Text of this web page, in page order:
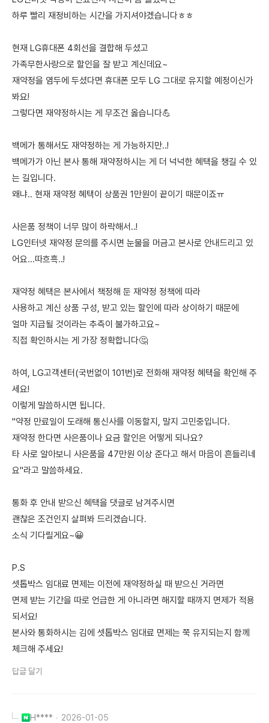
하루 빨리 재정비하는 시간을 가지셔야겠습니다ㅎㅎ
현재 LG휴대폰 4회선을 결합해 두셨고
가족무한사랑으로 할인을 잘 받고 계신데요~
재약정을 염두에 두셨다면 휴대폰 모두 LG 그대로 유지할 예정이신가
봐요!
그렇다면 재약정하시는 게 무조건 옳습니다💪
백메가 통해서도 재약정하는 게 가능하지만..!
백메가가 아닌 본사 통해 재약정하시는 게 더 넉넉한 혜택을 챙길 수 있
는 길입니다.
왜냐.. 현재 재약정 혜택이 상품권 1만원이 끝이기 때문이죠ㅠ
사은품 정책이 너무 많이 하락해서..!
LG인터넷 재약정 문의를 주시면 눈물을 머금고 본사로 안내드리고 있
어요...따흐흑..!
재약정 혜택은 본사에서 책정해 둔 재약정 정책에 따라
사용하고 계신 상품 구성, 받고 있는 할인에 따라 상이하기 때문에
얼마 지급될 것이라는 추측이 불가하고요~
직접 확인하시는 게 가장 정확합니다🤔
하여, LG고객센터(국번없이 101번)로 전화해 재약정 혜택을 확인해 주
세요!
이렇게 말씀하시면 됩니다.
"약정 만료일이 도래해 통신사를 이동할지, 말지 고민중입니다.
재약정 한다면 사은품이나 요금 할인은 어떻게 되나요?
타 사로 알아보니 사은품을 47만원 이상 준다고 해서 마음이 흔들리네
요"라고 말씀하세요.
통화 후 안내 받으신 혜택을 댓글로 남겨주시면
괜찮은 조건인지 살펴봐 드리겠습니다.
소식 기다릴게요~😀
P.S
셋톱박스 임대료 면제는 이전에 재약정하실 때 받으신 거라면
면제 받는 기간을 따로 언급한 게 아니라면 해지할 때까지 면제가 적용
되서요!
본사와 통화하시는 김에 셋톱박스 임대료 면제는 쭉 유지되는지 함께
체크해 주세요!
답글 달기
H**** 2026-01-05